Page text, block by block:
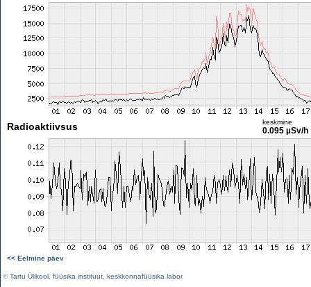
Radioaktiivsus keskmine
0.095 µSv/h
<< Eelmine päev
©Tartu Ülikool füüsika instituut keskkonnafüüsika labor